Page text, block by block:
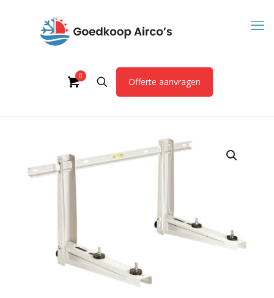
0
Offerte aanvragen